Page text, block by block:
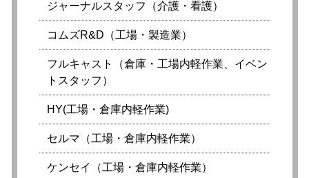
ジャーナルスタッフ（介護・看護）
コムズR&D（工場・製造業）
フルキャスト（倉庫・工場内軽作業、イベン
トスタッフ）
HY(工場・倉庫内軽作業)
セルマ（工場・倉庫内軽作業）
ケンセイ（工場・倉庫内軽作業）